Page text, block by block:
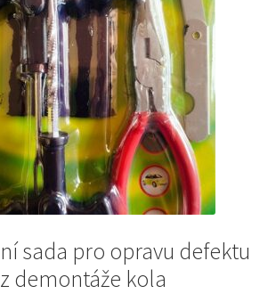
sada pro opravu defektu
demontáže kola